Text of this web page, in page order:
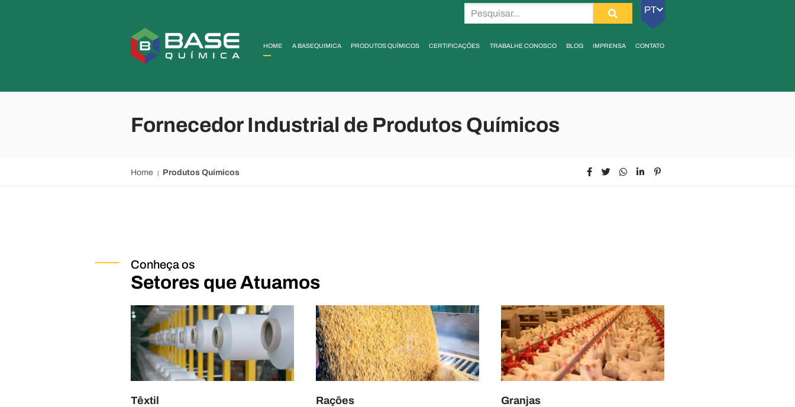
HOME A BASEQUIMICA PRODUTOS QUÍMICOS CERTIFICAÇÕES TRABALHE CONOSCO BLOG IMPRENSA CONTATO
PT
Fornecedor Industrial de Produtos Químicos
Home Produtos Químicos
Conheça os
Setores que Atuamos
Têxtil Rações Granjas